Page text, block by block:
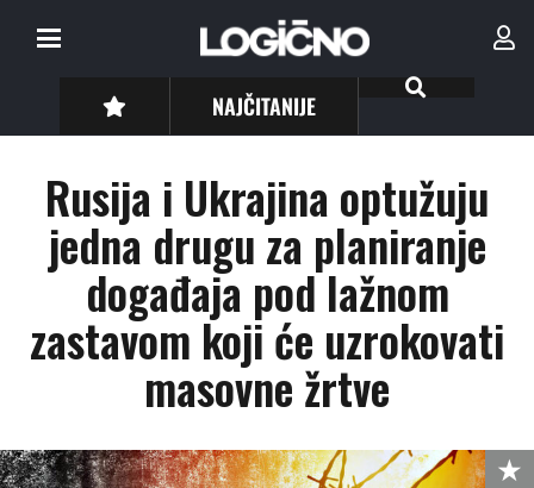
NAJČITANIJE
Rusija i Ukrajina optužuju
jedna drugu za planiranje
događaja pod lažnom
zastavom koji će uzrokovati
masovne žrtve